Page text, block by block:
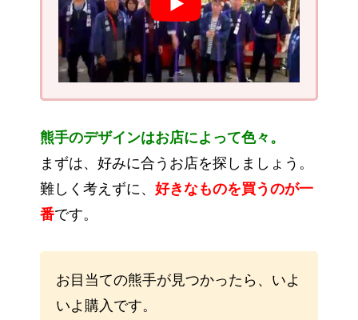
熊手のデザインはお店によって色々。
まずは、好みに合うお店を探しましょう。
難しく考えずに、 好きなものを買うのが一
番です。
お目当ての熊手が見つかったら、いよ
いよ購入です。